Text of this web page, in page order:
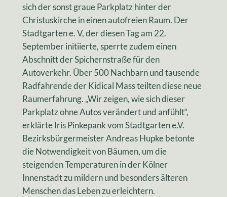
sich der sonst graue Parkplatz hinter der
Christuskirche in einen autofreien Raum. Der
Stadtgarten e. V, der diesen Tag am 22.
September initiierte, sperrte zudem einen
Abschnitt der Spichernstraße für den
Autoverkehr. Über 500 Nachbarn und tausende
Radfahrende der Kidical Mass teilten diese neue
Raumerfahrung. „Wir zeigen, wie sich dieser
Parkplatz ohne Autos verändert und anfühlt“,
erklärte Iris Pinkepank vom Stadtgarten e.V.
Bezirksbürgermeister Andreas Hupke betonte
die Notwendigkeit von Bäumen, um die
steigenden Temperaturen in der Kölner
Innenstadt zu mildern und besonders älteren
Menschen das Leben zu erleichtern.